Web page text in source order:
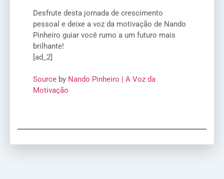
Desfrute desta jornada de crescimento
pessoal e deixe a voz da motivação de Nando
Pinheiro guiar você rumo a um futuro mais
brilhante!
[ad_2]
Source by Nando Pinheiro | A Voz da
Motivação